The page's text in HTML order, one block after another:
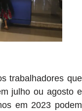
trabalhadores que
julho ou agosto e
em 2023 podem